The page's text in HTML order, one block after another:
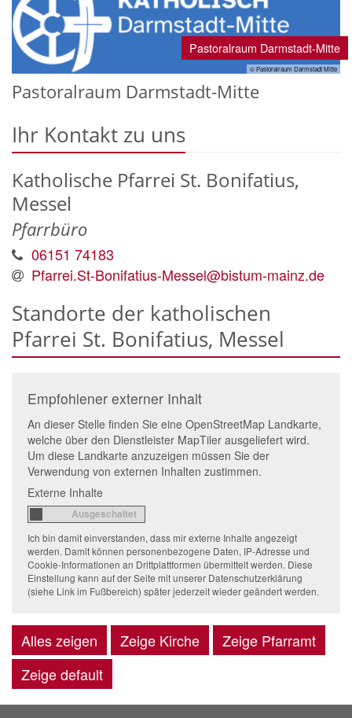
Pastoralraum Darmstadt-Mitte
© Pastoralraum Darmstadt Mitte
Pastoralraum Darmstadt-Mitte
Ihr Kontakt zu uns
Katholische Pfarrei St. Bonifatius,
Messel
Pfarrbüro
06151 74183
Pfarrei.St-Bonifatius-Messel@bistum-mainz.de
Standorte der katholischen
Pfarrei St. Bonifatius, Messel
Empfohlener externer Inhalt
An dieser Stelle finden Sie eine OpenStreetMap Landkarte,
welche über den Dienstleister MapTiler ausgeliefert wird.
Um diese Landkarte anzuzeigen müssen Sie der
Verwendung von externen Inhalten zustimmen.
Externe Inhalte
Ich bin damit einverstanden, dass mir externe Inhalte angezeigt
werden. Damit können personenbezogene Daten, IP-Adresse und
Cookie-Informationen an Drittplattformen übermittelt werden. Diese
Einstellung kann auf der Seite mit unserer Datenschutzerklärung
(siehe Link im Fußbereich) später jederzeit wieder geändert werden.
Alles zeigen Zeige Kirche
Zeige Pfarramt
Zeige default